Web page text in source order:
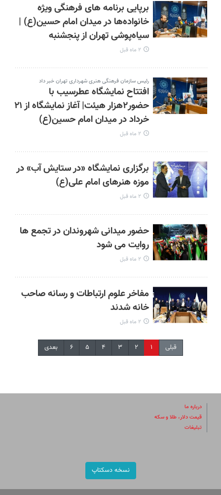
برپایی برنامه های فرهنگی ویژه
خانواده‌ها در میدان امام حسین(ع) |
سیاه‌پوشی تهران از پنجشنبه
۲ ماه قبل
رئیس سازمان فرهنگی هنری شهرداری تهران خبر داد
افتتاح نمایشگاه عطرسیب با
حضور۲هزار هیئت| آغاز نمایشگاه از ۲۱
خرداد در میدان امام حسین(ع)
۲ ماه قبل
برگزاری نمایشگاه «در ستایش آب» در
موزه هنرهای امام علی(ع)
۲ ماه قبل
حضور میدانی شهروندان در تجمع ها
روایت می شود
۲ ماه قبل
مفاخر علوم ارتباطات و رسانه صاحب
خانه شدند
۲ ماه قبل
قبلی ۱ ۲ ۳ ۴ ۵ ۶ بعدی
درباره ما
قیمت دلار، طلا و سکه
تبلیغات
نسخه دسکتاپ